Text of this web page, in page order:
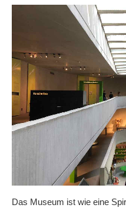
Das Museum ist wie eine